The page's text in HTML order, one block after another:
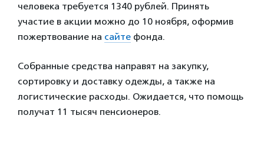
человека требуется 1340 рублей. Принять
участие в акции можно до 10 ноября, оформив
пожертвование на сайте фонда.
Собранные средства направят на закупку,
сортировку и доставку одежды, а также на
логистические расходы. Ожидается, что помощь
получат 11 тысяч пенсионеров.